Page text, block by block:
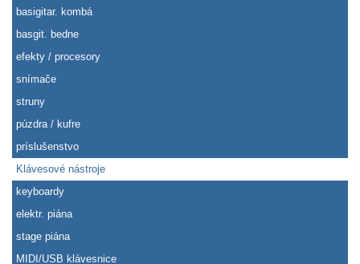
basigitar. kombá
basgit. bedne
efekty / procesory
snímače
struny
púzdra / kufre
príslušenstvo
Klávesové nástroje
keyboardy
elektr. piána
stage piána
MIDI/USB klávesnice